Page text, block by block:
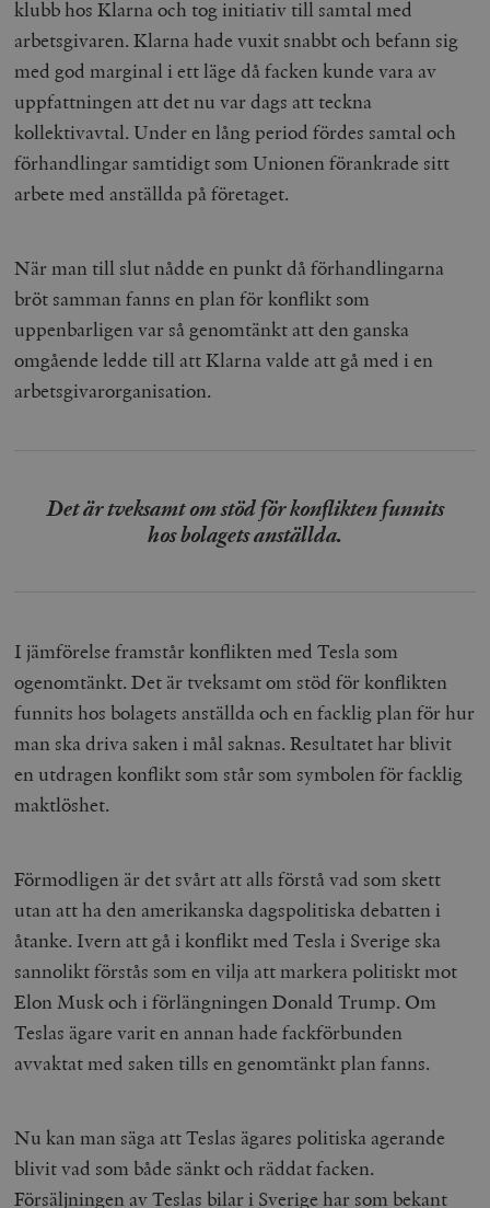
klubb hos Klarna och tog initiativ till samtal med
arbetsgivaren. Klarna hade vuxit snabbt och befann sig
med god marginal i ett läge då facken kunde vara av
uppfattningen att det nu var dags att teckna
kollektivavtal. Under en lång period fördes samtal och
förhandlingar samtidigt som Unionen förankrade sitt
arbete med anställda på företaget.
När man till slut nådde en punkt då förhandlingarna
bröt samman fanns en plan för konflikt som
uppenbarligen var så genomtänkt att den ganska
omgående ledde till att Klarna valde att gå med i en
arbetsgivarorganisation.
Det är tveksamt om stöd för konflikten funnits
hos bolagets anställda.
I jämförelse framstår konflikten med Tesla som
ogenomtänkt. Det är tveksamt om stöd för konflikten
funnits hos bolagets anställda och en facklig plan för hur
man ska driva saken i mål saknas. Resultatet har blivit
en utdragen konflikt som står som symbolen för facklig
maktlöshet.
Förmodligen är det svårt att alls förstå vad som skett
utan att ha den amerikanska dagspolitiska debatten i
åtanke. Ivern att gå i konflikt med Tesla i Sverige ska
sannolikt förstås som en vilja att markera politiskt mot
Elon Musk och i förlängningen Donald Trump. Om
Teslas ägare varit en annan hade fackförbunden
avvaktat med saken tills en genomtänkt plan fanns.
Nu kan man säga att Teslas ägares politiska agerande
blivit vad som både sänkt och räddat facken.
Försäljningen av Teslas bilar i Sverige har som bekant